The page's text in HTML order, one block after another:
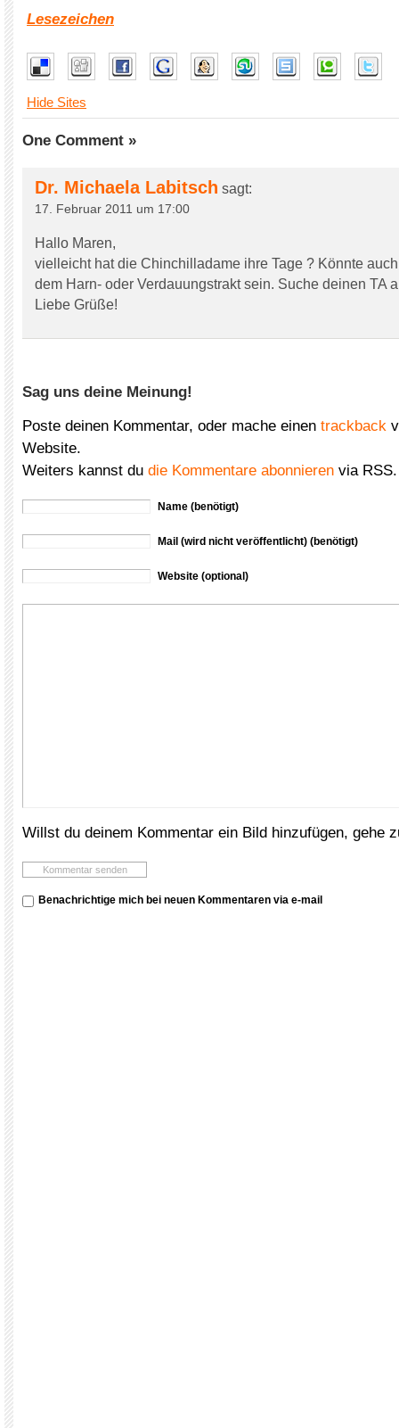
Lesezeichen
Hide Sites
One Comment »
Dr. Michaela Labitsch sagt:
17. Februar 2011 um 17:00
Hallo Maren,
vielleicht hat die Chinchilladame ihre Tage ? Könnte
dem Harn- oder Verdauungstrakt sein. Suche deinen TA
Liebe Grüße!
Sag uns deine Meinung!
Poste deinen Kommentar, oder mache einen trackback
Website.
Weiters kannst du die Kommentare abonnieren via RSS.
Name (benötigt)
Mail (wird nicht veröffentlicht) (benötigt)
Website (optional)
Willst du deinem Kommentar ein Bild hinzufügen, gehe
Benachrichtige mich bei neuen Kommentaren via e-mail